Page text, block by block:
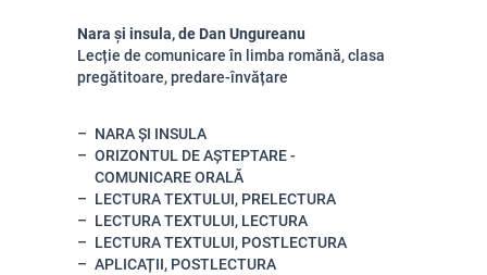
Nara și insula, de Dan Ungureanu
Lecție de comunicare în limba romănă, clasa
pregătitoare, predare-învățare
NARA ȘI INSULA
ORIZONTUL DE AȘTEPTARE -
COMUNICARE ORALĂ
LECTURA TEXTULUI, PRELECTURA
LECTURA TEXTULUI, LECTURA
LECTURA TEXTULUI, POSTLECTURA
APLICAȚII, POSTLECTURA